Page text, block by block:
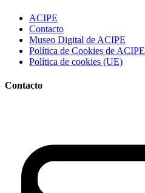
ACIPE
Contacto
Museo Digital de ACIPE
Política de Cookies de ACIPE
Política de cookies (UE)
Contacto